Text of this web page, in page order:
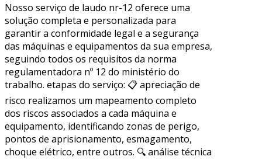
Nosso serviço de laudo nr-12 oferece uma
solução completa e personalizada para
garantir a conformidade legal e a segurança
das máquinas e equipamentos da sua empresa,
seguindo todos os requisitos da norma
regulamentadora nº 12 do ministério do
trabalho. etapas do serviço: 📋 apreciação de
risco realizamos um mapeamento completo
dos riscos associados a cada máquina e
equipamento, identificando zonas de perigo,
pontos de aprisionamento, esmagamento,
choque elétrico, entre outros. 🔍 análise técnica